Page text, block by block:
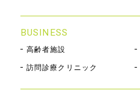
BUSINESS
高齢者施設
訪問診療クリニック